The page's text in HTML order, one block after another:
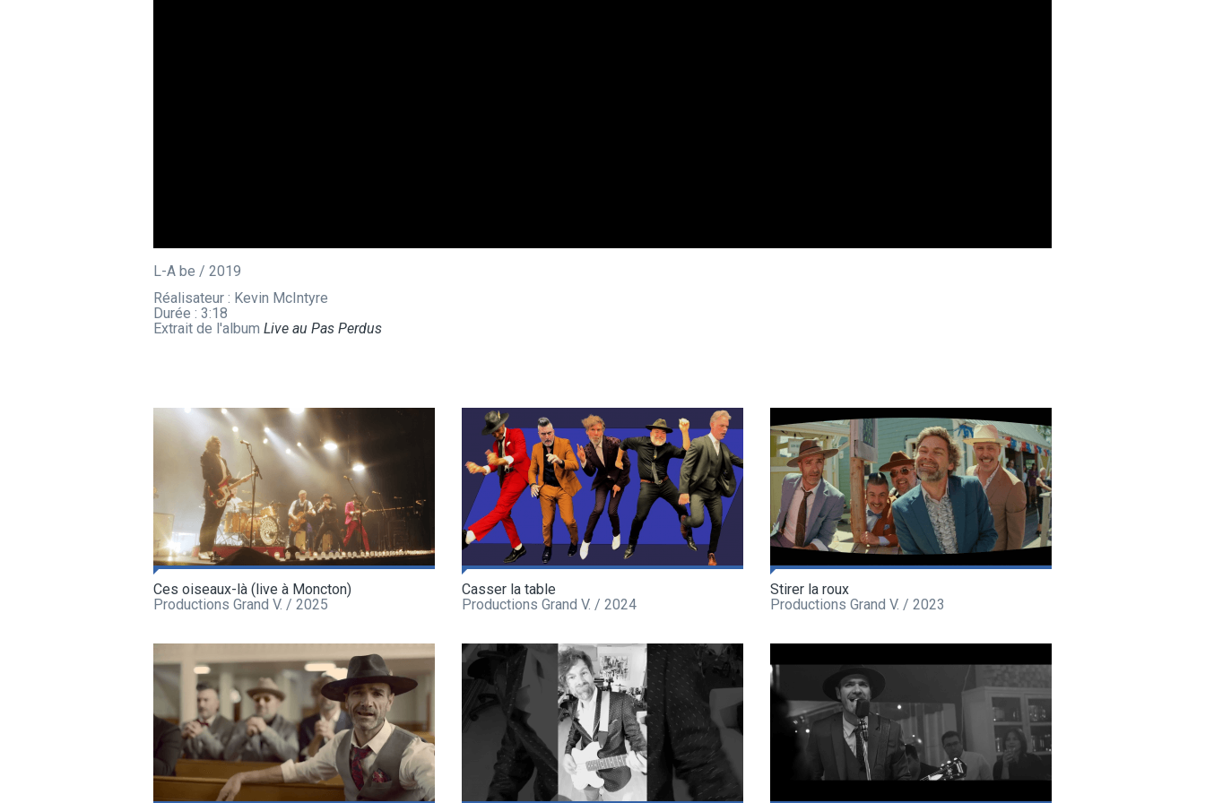
L-A be / 2019
Réalisateur : Kevin McIntyre
Durée : 3:18
Extrait de l'album Live au Pas Perdus
Ces oiseaux-là (live à Moncton)
Productions Grand V. / 2025
Casser la table
Productions Grand V. / 2024
Stirer la roux
Productions Grand V. / 2023